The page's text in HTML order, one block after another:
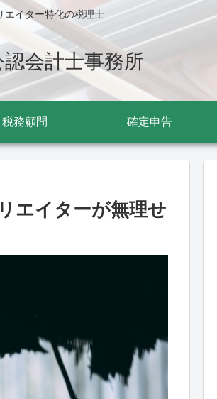
エイター特化の税理士
会計士事務所
税務顧問 確定申告
エイターが無理せ